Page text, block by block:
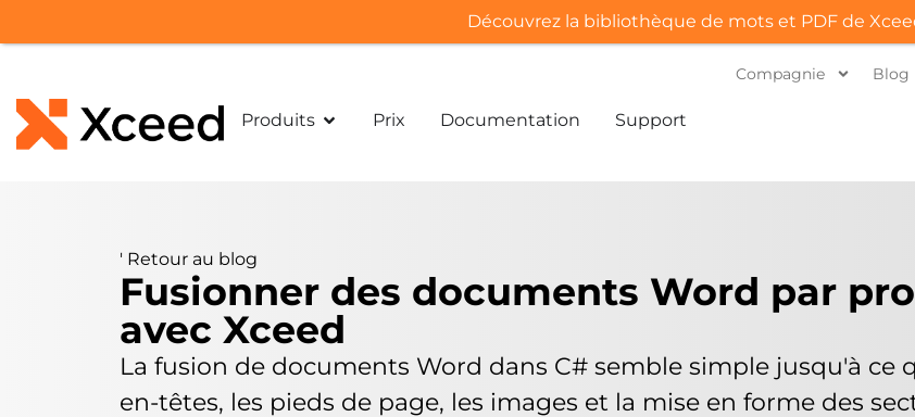
Compagnie Blog
Produits Prix Documentation Support
' Retour au blog
Fusionner des documents Word par
avec Xceed
La fusion de documents Word dans C# semble simple jusqu'à ce
en-têtes, les pieds de page, les images et la mise en forme des
Découvrez la bibliothèque de mots et PDF de